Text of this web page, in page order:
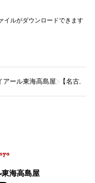
イルがダウンロードできます
アール東海高島屋 【名古屋
海高島屋